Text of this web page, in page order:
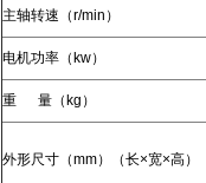
主轴转速（r/min）
电机功率（kw）
重 量（kg）
外形尺寸（mm）（长×宽×高）